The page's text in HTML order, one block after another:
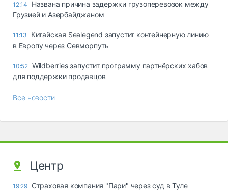
12:14
Названа причина задержки грузоперевозок между
Грузией и Азербайджаном
11:13
Китайская Sealegend запустит контейнерную линию
в Европу через Севморпуть
10:52 Wildberries запустит программу партнёрских хабов
для поддержки продавцов
Все новости
Центр
19:29 Страховая компания "Пари" через суд в Туле